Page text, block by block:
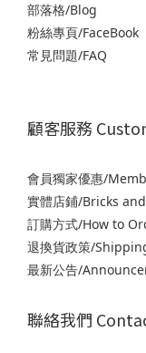
部落格/Blog
粉絲專頁/FaceBook
常見問題/FAQ
顧客服務
會員獨家優惠/
實體店鋪/Bricks
訂購方式/How to
退換貨政策/
最新公告/
聯絡我們